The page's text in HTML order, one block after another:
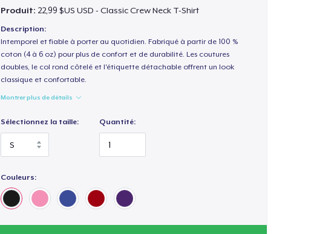
Produit: 22,99 $US USD - Classic Crew Neck T-Shirt
Description:
Intemporel et fiable à porter au quotidien. Fabriqué à partir de 100 %
coton (4 à 6 oz) pour plus de confort et de durabilité. Les coutures
doubles, le col rond côtelé et l'étiquette détachable offrent un look
classique et confortable.
Montrer plus de détails
Sélectionnez la taille: Quantité:
Couleurs: